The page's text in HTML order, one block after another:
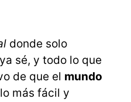
donde solo
sé, y todo lo que
de que el mundo
más fácil y